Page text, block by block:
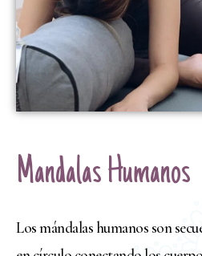
Mandalas Humanos
Los mándalas humanos son